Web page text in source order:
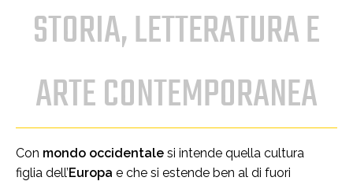
STORIA, LETTERATURA E
ARTE CONTEMPORANEA
Con mondo occidentale si intende quella cultura
figlia dell’Europa e che si estende ben al di fuori